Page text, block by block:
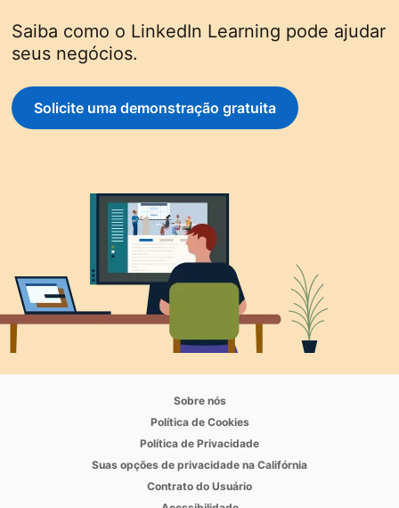
Saiba como o LinkedIn Learning pode ajudar
seus negócios.
Solicite uma demonstração gratuita
Sobre nós
Política de Cookies
Política de Privacidade
Suas opções de privacidade na Califórnia
Contrato do Usuário